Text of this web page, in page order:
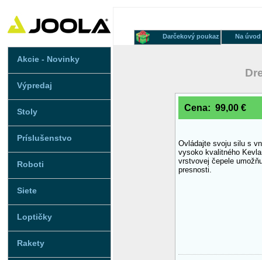
Akcie - Novinky
Výpredaj
Stoly
Príslušenstvo
Roboti
Siete
Loptičky
Rakety
Na úvod
Darčekový poukaz
Cena: 99,00 €
Ovládajte svoju silu s
vysoko kvalitného
vrstvovej čepele
presnosti.